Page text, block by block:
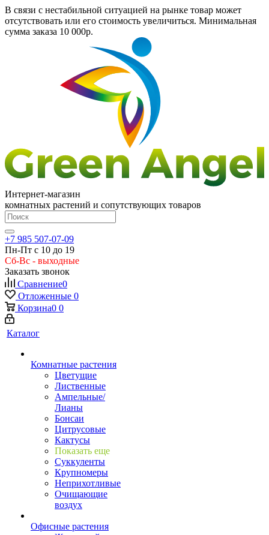
В связи с нестабильной ситуацией на рынке товар может
отсутствовать или его стоимость увеличиться. Минимальная
сумма заказа 10 000р.
Интернет-магазин
комнатных растений и сопутствующих товаров
+7 985 507-07-09
Пн-Пт с 10 до 19
Сб-Вс - выходные
Заказать звонок
Сравнение0
Отложенные 0
Корзина0 0
Каталог
Комнатные растения
Цветущие
Лиственные
Ампельные/
Лианы
Бонсаи
Цитрусовые
Кактусы
Показать еще
Суккуленты
Крупномеры
Неприхотливые
Очищающие
воздух
Офисные растения